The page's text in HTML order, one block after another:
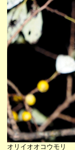
オリイオオコウモリ